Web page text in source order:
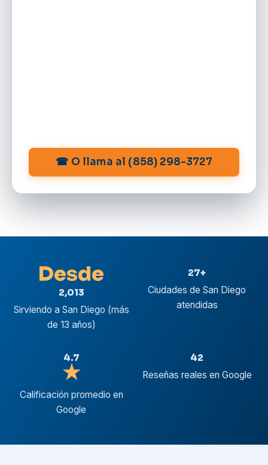
☎ O llama al (858) 298-3727
Desde
2,013
Sirviendo a San Diego (más
de 13 años)
27+
Ciudades de San Diego
atendidas
4.7
★
Calificación promedio en
Google
42
Reseñas reales en Google